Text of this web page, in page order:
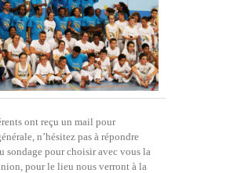
ont reçu un mail pour
n’hésitez pas à répondre
sondage pour choisir avec vous la
pour le lieu nous verront à la